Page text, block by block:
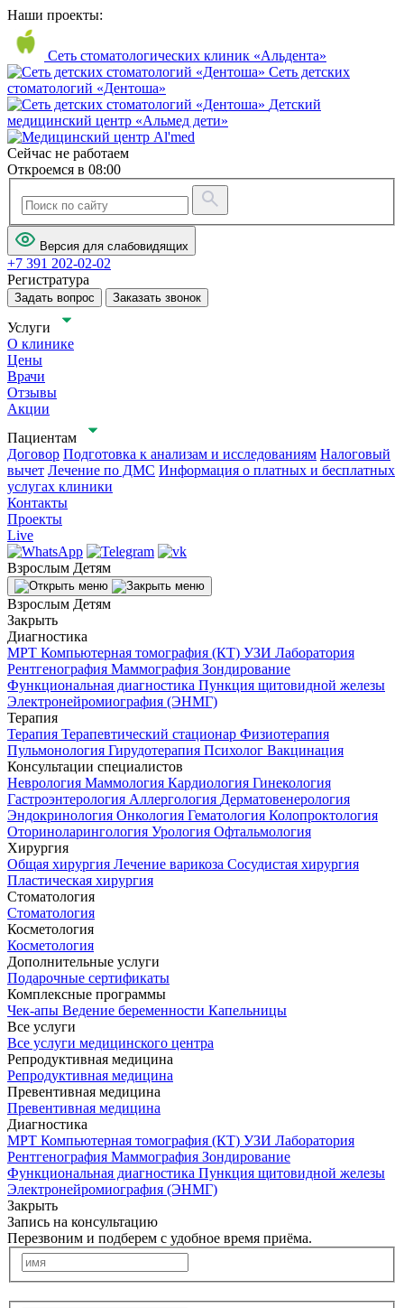
Наши проекты:
Сеть стоматологических клиник «Альдента»
Сеть детских
стоматологий «Дентоша»
Детский
медицинский центр «Альмед дети»
Сейчас не работаем
Откроемся в 08:00
Версия для слабовидящих
+7 391 202-02-02
Регистратура
Задать вопрос Заказать звонок
Услуги
О клинике
Цены
Врачи
Отзывы
Акции
Пациентам
Договор Подготовка к анализам и исследованиям Налоговый
вычет Лечение по ДМС Информация о платных и бесплатных
услугах клиники
Контакты
Проекты
Live
Взрослым Детям
Взрослым Детям
Закрыть
Диагностика
МРТ Компьютерная томография (КТ) УЗИ Лаборатория
Рентгенография Маммография Зондирование
Функциональная диагностика Пункция щитовидной железы
Электронейромиография (ЭНМГ)
Терапия
Терапия Терапевтический стационар Физиотерапия
Пульмонология Гирудотерапия Психолог Вакцинация
Консультации специалистов
Неврология Маммология Кардиология Гинекология
Гастроэнтерология Аллергология Дерматовенерология
Эндокринология Онкология Гематология Колопроктология
Оториноларингология Урология Офтальмология
Хирургия
Общая хирургия Лечение варикоза Сосудистая хирургия
Пластическая хирургия
Стоматология
Стоматология
Косметология
Косметология
Дополнительные услуги
Подарочные сертификаты
Комплексные программы
Чек-апы Ведение беременности Капельницы
Все услуги
Все услуги медицинского центра
Репродуктивная медицина
Репродуктивная медицина
Превентивная медицина
Превентивная медицина
Диагностика
МРТ Компьютерная томография (КТ) УЗИ Лаборатория
Рентгенография Маммография Зондирование
Функциональная диагностика Пункция щитовидной железы
Электронейромиография (ЭНМГ)
Закрыть
Запись на консультацию
Перезвоним и подберем с удобное время приёма.